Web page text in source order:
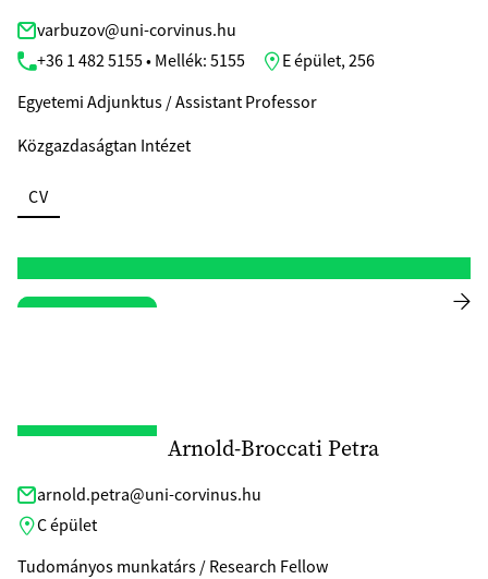
varbuzov@uni-corvinus.hu
+36 1 482 5155 • Mellék: 5155
E épület, 256
Egyetemi Adjunktus / Assistant Professor
Közgazdaságtan Intézet
CV
Arnold-Broccati Petra
arnold.petra@uni-corvinus.hu
C épület
Tudományos munkatárs / Research Fellow